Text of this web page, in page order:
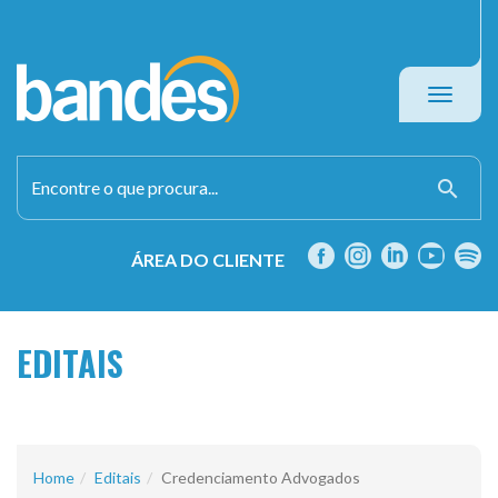
search
ÁREA DO CLIENTE
Toggle
EDITAIS
Home Editais Credenciamento Advogados